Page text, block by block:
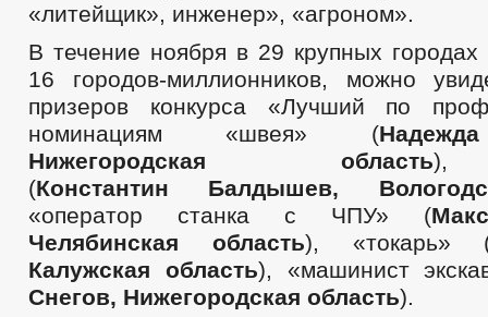
«литейщик», инженер», «агроном».
В течение ноября в 29 крупных
16 городов-миллионников, можно
призеров конкурса «Лучший по
номинациям «швея» (
Нижегородская область),
(Константин Балдышев,
«оператор станка с ЧПУ» (
Челябинская область), «токарь»
Калужская область), «машинист
Снегов, Нижегородская область).